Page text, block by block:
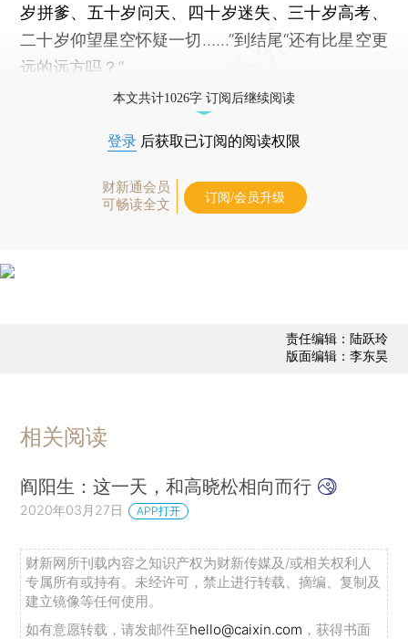
岁拼爹、五十岁问天、四十岁迷失、三十岁高考、
二十岁仰望星空怀疑一切……”到结尾“还有比星空更
远的远方吗？”
本文共计1026字 订阅后继续阅读
登录 后获取已订阅的阅读权限
财新通会员
可畅读全文
订阅/会员升级
责任编辑：陆跃玲
版面编辑：李东昊
相关阅读
阎阳生：这一天，和高晓松相向而行
2020年03月27日 APP打开
财新网所刊载内容之知识产权为财新传媒及/或相关权利人
专属所有或持有。未经许可，禁止进行转载、摘编、复制及
建立镜像等任何使用。
如有意愿转载，请发邮件至hello@caixin.com ，获得书面